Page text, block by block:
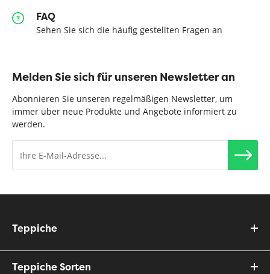
FAQ
Sehen Sie sich die häufig gestellten Fragen an
Melden Sie sich für unseren Newsletter an
Abonnieren Sie unseren regelmäßigen Newsletter, um
immer über neue Produkte und Angebote informiert zu
werden.
Teppiche
Teppiche Sorten